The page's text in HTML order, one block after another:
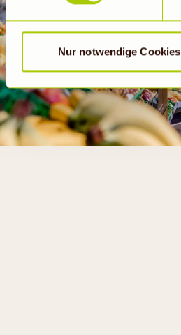
Nur notwendige Cookies